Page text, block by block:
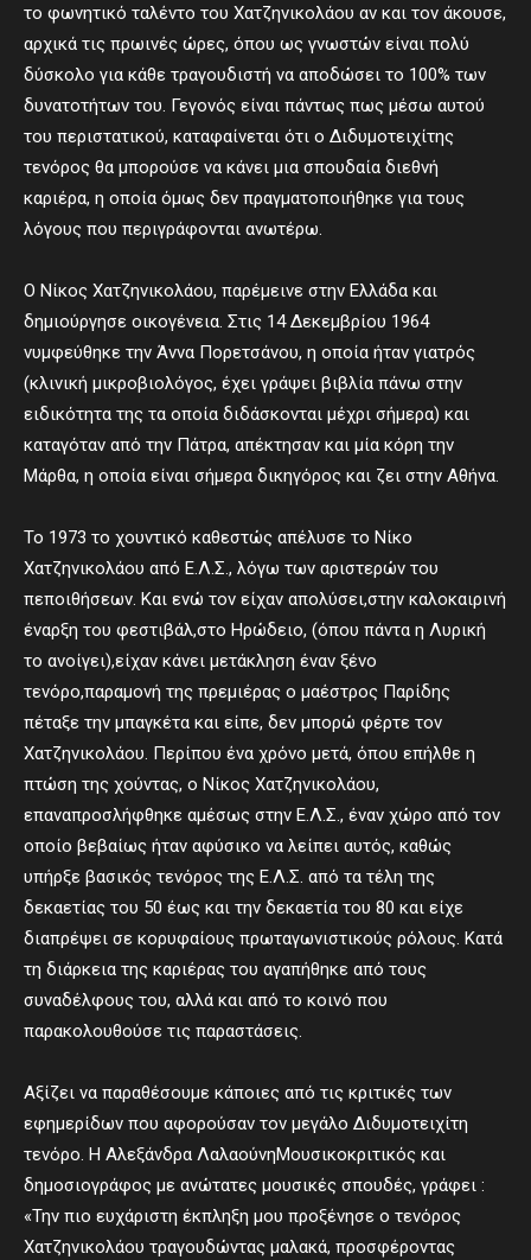
το φωνητικό ταλέντο του Χατζηνικολάου αν και τον άκουσε,
αρχικά τις πρωινές ώρες, όπου ως γνωστών είναι πολύ
δύσκολο για κάθε τραγουδιστή να αποδώσει το 100% των
δυνατοτήτων του. Γεγονός είναι πάντως πως μέσω αυτού
του περιστατικού, καταφαίνεται ότι ο Διδυμοτειχίτης
τενόρος θα μπορούσε να κάνει μια σπουδαία διεθνή
καριέρα, η οποία όμως δεν πραγματοποιήθηκε για τους
λόγους που περιγράφονται ανωτέρω.
Ο Νίκος Χατζηνικολάου, παρέμεινε στην Ελλάδα και
δημιούργησε οικογένεια. Στις 14 Δεκεμβρίου 1964
νυμφεύθηκε την Άννα Πορετσάνου, η οποία ήταν γιατρός
(κλινική μικροβιολόγος, έχει γράψει βιβλία πάνω στην
ειδικότητα της τα οποία διδάσκονται μέχρι σήμερα) και
καταγόταν από την Πάτρα, απέκτησαν και μία κόρη την
Μάρθα, η οποία είναι σήμερα δικηγόρος και ζει στην Αθήνα.
Το 1973 το χουντικό καθεστώς απέλυσε το Νίκο
Χατζηνικολάου από Ε.Λ.Σ., λόγω των αριστερών του
πεποιθήσεων. Και ενώ τον είχαν απολύσει,στην καλοκαιρινή
έναρξη του φεστιβάλ,στο Ηρώδειο, (όπου πάντα η Λυρική
το ανοίγει),είχαν κάνει μετάκληση έναν ξένο
τενόρο,παραμονή της πρεμιέρας ο μαέστρος Παρίδης
πέταξε την μπαγκέτα και είπε, δεν μπορώ φέρτε τον
Χατζηνικολάου. Περίπου ένα χρόνο μετά, όπου επήλθε η
πτώση της χούντας, ο Νίκος Χατζηνικολάου,
επαναπροσλήφθηκε αμέσως στην Ε.Λ.Σ., έναν χώρο από τον
οποίο βεβαίως ήταν αφύσικο να λείπει αυτός, καθώς
υπήρξε βασικός τενόρος της Ε.Λ.Σ. από τα τέλη της
δεκαετίας του 50 έως και την δεκαετία του 80 και είχε
διαπρέψει σε κορυφαίους πρωταγωνιστικούς ρόλους. Κατά
τη διάρκεια της καριέρας του αγαπήθηκε από τους
συναδέλφους του, αλλά και από το κοινό που
παρακολουθούσε τις παραστάσεις.
Αξίζει να παραθέσουμε κάποιες από τις κριτικές των
εφημερίδων που αφορούσαν τον μεγάλο Διδυμοτειχίτη
τενόρο. Η Αλεξάνδρα ΛαλαούνηΜουσικοκριτικός και
δημοσιογράφος με ανώτατες μουσικές σπουδές, γράφει :
«Την πιο ευχάριστη έκπληξη μου προξένησε ο τενόρος
Χατζηνικολάου τραγουδώντας μαλακά, προσφέροντας